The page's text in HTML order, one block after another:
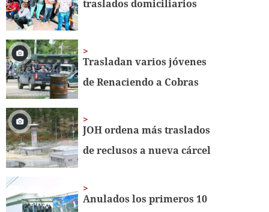
traslados domiciliarios
Trasladan varios jóvenes
de Renaciendo a Cobras
JOH ordena más traslados
de reclusos a nueva cárcel
Anulados los primeros 10